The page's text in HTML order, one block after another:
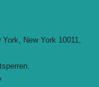
New York 10011,